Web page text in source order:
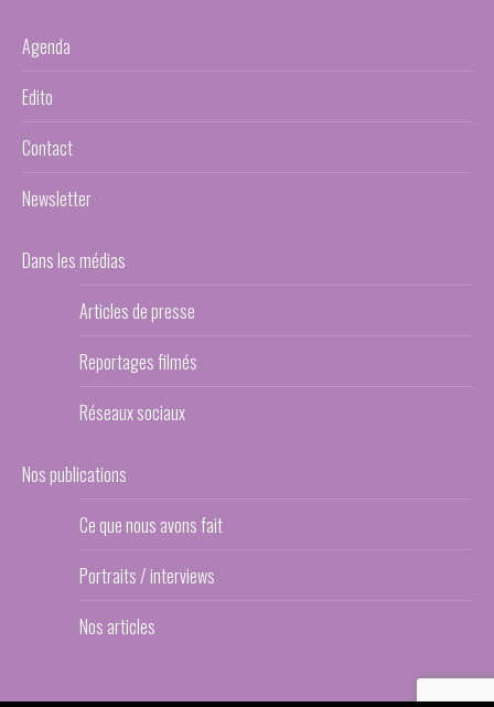
Agenda
Edito
Contact
Newsletter
Dans les médias
Articles de presse
Reportages filmés
Réseaux sociaux
Nos publications
Ce que nous avons fait
Portraits / interviews
Nos articles